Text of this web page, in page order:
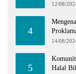
12/08/
4
14/08/
5
Halal